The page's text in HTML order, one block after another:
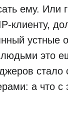
ему. Или
клиенту,
устные
это
стало
а что с